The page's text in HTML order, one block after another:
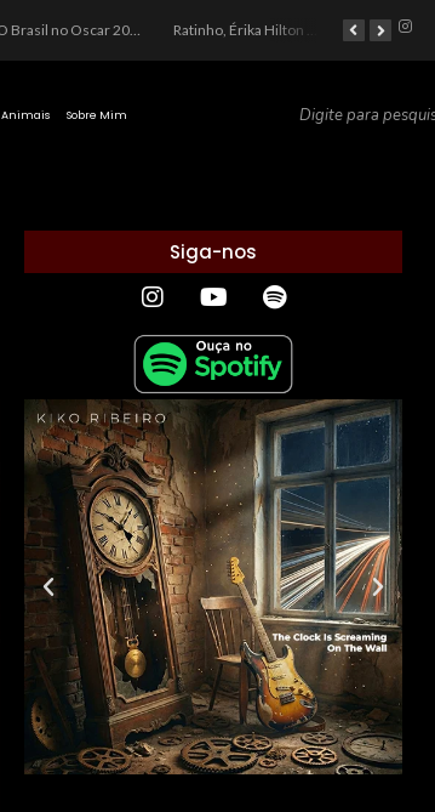
O Brasil no Oscar 2026: Entre a Cota do Politicamente Correto e a Realidade das Telas Ratinho, Érika Hilton e a Farsa Política: Quem Ganha com o Barulho no País de Bobson?
Animais Sobre Mim
Siga-nos